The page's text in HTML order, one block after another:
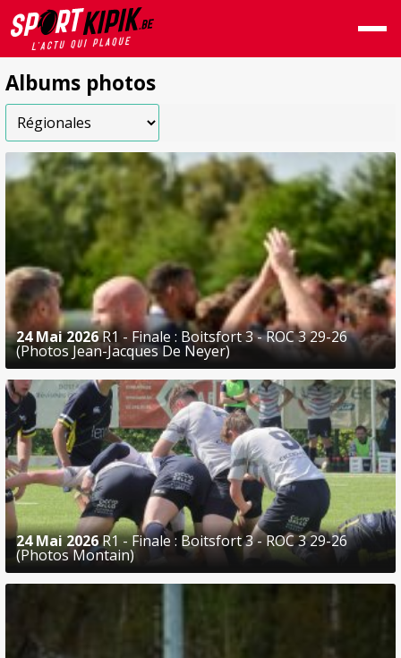
Albums photos
24 Mai 2026R1 - Finale : Boitsfort 3 - ROC 3 29-26
(Photos Jean-Jacques De Neyer)
24 Mai 2026R1 - Finale : Boitsfort 3 - ROC 3 29-26
(Photos Montain)